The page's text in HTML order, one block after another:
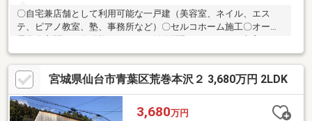
〇自宅兼店舗として利用可能な一戸建（美容室、ネイル、エス
テ、ピアノ教室、塾、事務所など）〇セルコホーム施工〇オール
ース＋納戸）〇浴室に窓あり〇トイレ３箇所〇キッチン3.7帖〇室
内保守状況良好〇ウッドデッキ〇屋外足洗場〇閑静な住宅地〇北
西角地〇土地６０坪以上
宮城県仙台市青葉区荒巻本沢２ 3,680万円 2LDK
3,680万円